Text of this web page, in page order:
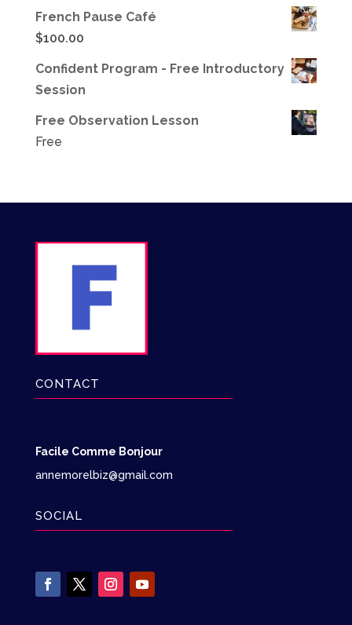
French Pause Café
$100.00
Confident Program - Free Introductory
Session
Free Observation Lesson
Free
CONTACT
Facile Comme Bonjour
annemorelbiz@gmail.com
SOCIAL